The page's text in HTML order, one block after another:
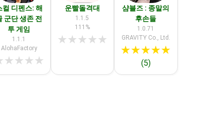
컬 디펜스: 해
군단 생존 전
투 게임
1.1.1
AlohaFactory
★★★★
운빨돌격대
1.1.5
111%
★★★★★
샴블즈 : 종말의
후손들
1.0.71
GRAVITY Co., Ltd.
★★★★★
(5)